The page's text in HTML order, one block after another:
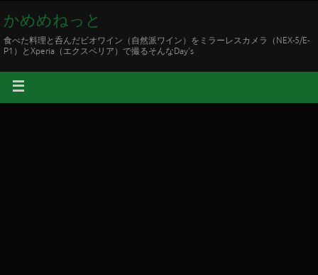
かめめねっと
食べた料理と呑んだビオワイン（自然派ワイン）をミラーレスカメラ（NEX-5/E-
P1）とXperia（エクスペリア）で撮るそんなDay's